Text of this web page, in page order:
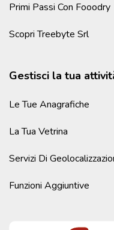
Primi Passi Con Fooodry
Scopri Treebyte Srl
Gestisci la tua
Le Tue Anagrafiche
La Tua Vetrina
Servizi Di
Funzioni Aggiuntive